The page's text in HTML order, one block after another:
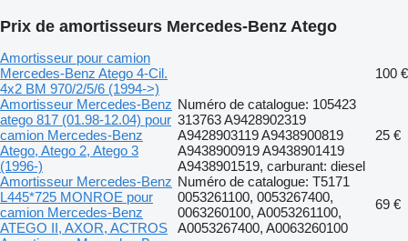
Prix de amortisseurs Mercedes-Benz Atego
Amortisseur pour camion
Mercedes-Benz Atego 4-Cil.
4x2 BM 970/2/5/6 (1994->)
100 €
Amortisseur Mercedes-Benz
atego 817 (01.98-12.04) pour
camion Mercedes-Benz
Atego, Atego 2, Atego 3
(1996-)
Numéro de catalogue: 105423
313763 A9428902319
A9428903119 A9438900819
A9438900919 A9438901419
A9438901519, carburant: diesel
25 €
Amortisseur Mercedes-Benz
L445*725 MONROE pour
camion Mercedes-Benz
ATEGO II, AXOR, ACTROS
Numéro de catalogue: T5171
0053261100, 0053267400,
0063260100, A0053261100,
A0053267400, A0063260100
69 €